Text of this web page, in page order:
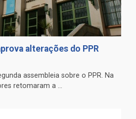
alterações do PPR
assembleia sobre o PPR. Na
retomaram a ...